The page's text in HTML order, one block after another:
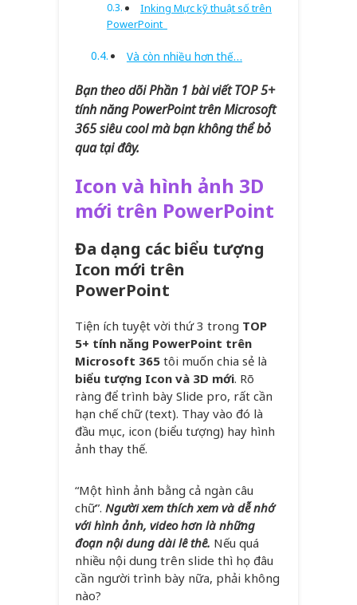
Inking Mực kỹ thuật số trên
PowerPoint
Và còn nhiều hơn thế…
Bạn theo dõi Phần 1 bài viết TOP 5+
tính năng PowerPoint trên Microsoft
365 siêu cool mà bạn không thể bỏ
qua tại đây.
Icon và hình ảnh 3D
mới trên PowerPoint
Đa dạng các biểu tượng
Icon mới trên
PowerPoint
Tiện ích tuyệt vời thứ 3 trong TOP
5+ tính năng PowerPoint trên
Microsoft 365 tôi muốn chia sẻ là
biểu tượng Icon và 3D mới. Rõ
ràng để trình bày Slide pro, rất cần
hạn chế chữ (text). Thay vào đó là
đầu mục, icon (biểu tượng) hay hình
ảnh thay thế.
“Một hình ảnh bằng cả ngàn câu
chữ”. Người xem thích xem và dễ nhớ
với hình ảnh, video hơn là những
đoạn nội dung dài lê thê. Nếu quá
nhiều nội dung trên slide thì họ đâu
cần người trình bày nữa, phải không
nào?